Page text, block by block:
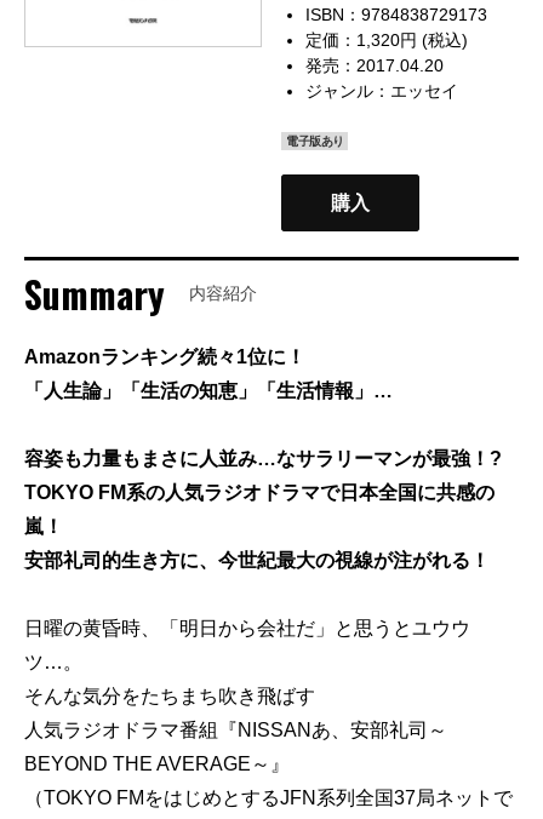
ISBN：9784838729173
定価：1,320円 (税込)
発売：2017.04.20
ジャンル： エッセイ
電子版あり
購入
Summary 内容紹介
Amazonランキング続々1位に！
「人生論」「生活の知恵」「生活情報」…
容姿も力量もまさに人並み…なサラリーマンが最強！?
TOKYO FM系の人気ラジオドラマで日本全国に共感の
嵐！
安部礼司的生き方に、今世紀最大の視線が注がれる！
日曜の黄昏時、「明日から会社だ」と思うとユウウ
ツ…。
そんな気分をたちまち吹き飛ばす
人気ラジオドラマ番組『NISSANあ、安部礼司～
BEYOND THE AVERAGE～』
（TOKYO FMをはじめとするJFN系列全国37局ネットで